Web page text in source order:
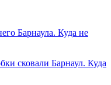
Барнаула. Куда не
сковали Барнаул. Куда